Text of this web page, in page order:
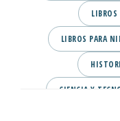
LIBROS PARA
CIENCIA Y